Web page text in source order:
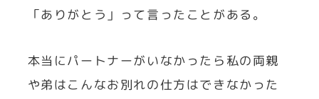
「ありがとう」って言ったことがある。
本当にパートナーがいなかったら私の両親
や弟はこんなお別れの仕方はできなかった